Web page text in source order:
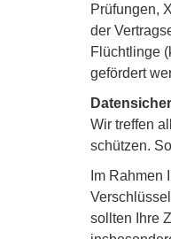
Prüfungen,
der
Flüchtlinge
gefördert
Wir treffen
schützen.
Im
sollten Ihre